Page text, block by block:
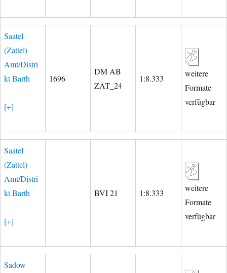
Saatel
(Zattel)
Amt/Distri
kt Barth
[+]
1696
DM AB
ZAT_24
1:8.333
weitere
Formate
verfügbar
Saatel
(Zattel)
Amt/Distri
kt Barth
[+]
BVI 21 1:8.333
weitere
Formate
verfügbar
Sadow